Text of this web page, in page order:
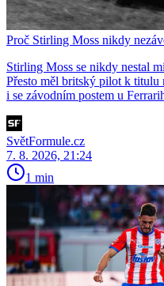
Proč Stirling Moss nikdy
Stirling Moss se nikdy nestal
Přesto měl britský pilot k
i se závodním postem u
SvětFormule.cz
7. 8. 2026, 21:24
1 min